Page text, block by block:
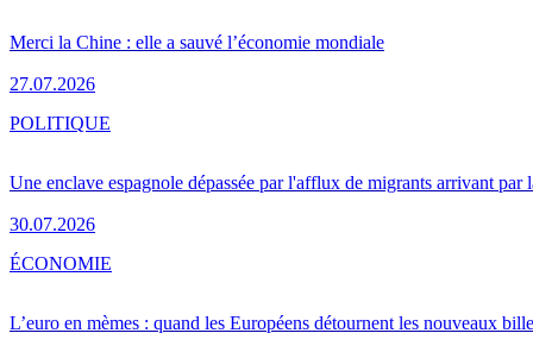
Merci la Chine : elle a sauvé l’économie mondiale
27.07.2026
Une enclave espagnole dépassée par l'afflux de migrants arrivant par
30.07.2026
POLITIQUE
L’euro en mèmes : quand les Européens détournent les nouveaux
ÉCONOMIE